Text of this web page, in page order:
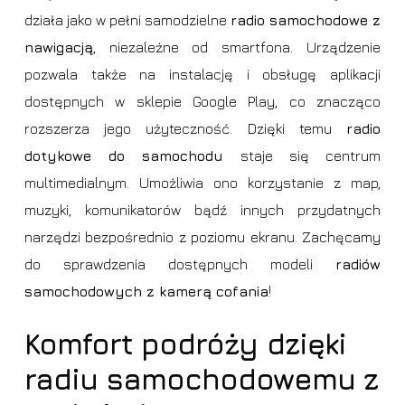
działa jako w pełni samodzielne radio samochodowe z
nawigacją , niezależne od smartfona. Urządzenie
pozwala także na instalację i obsługę aplikacji
dostępnych w sklepie Google Play, co znacząco
rozszerza jego użyteczność. Dzięki temu radio
dotykowe do samochodu staje się centrum
multimedialnym. Umożliwia ono korzystanie z map,
muzyki, komunikatorów bądź innych przydatnych
narzędzi bezpośrednio z poziomu ekranu. Zachęcamy
do sprawdzenia dostępnych modeli radiów
samochodowych z kamerą cofania!
Komfort podróży dzięki
radiu samochodowemu z